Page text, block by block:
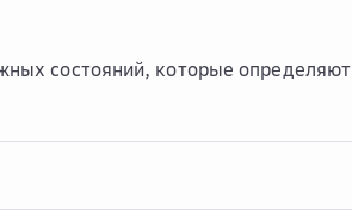
состояний, которые определяют